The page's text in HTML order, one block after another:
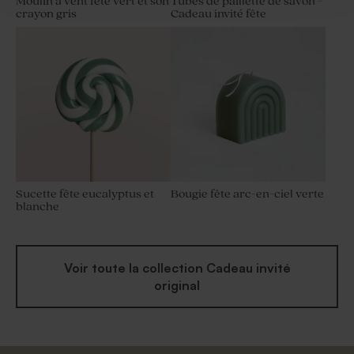
crayon gris
Cadeau invité fête
Sucette fête eucalyptus et
blanche
Bougie fête arc-en-ciel verte
Voir toute la collection Cadeau invité
original